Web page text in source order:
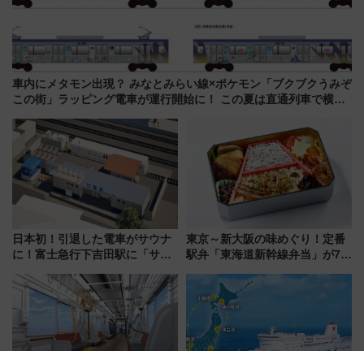
車内にメタモン出現？ みなとみらい線×ポケモン「ブクブクうみぞ
この街」ラッピング電車が運行開始に！ この夏は直通列車で横浜
日本初！引退した電車がサウナ
に！富士急行下吉田駅に「サ電
業 行き交う電車の音や振動を
感じながら「ととのう」新感覚
東京～新大阪の味めぐり！定番
駅弁「東海道新幹線弁当」が7月